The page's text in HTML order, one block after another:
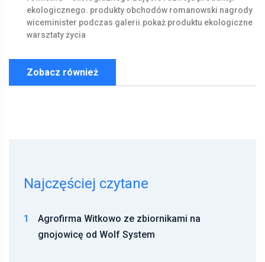
ekologicznego. produkty obchodów romanowski nagrody
wiceminister podczas galerii.pokaż produktu ekologiczne
warsztatyżycia
Zobacz również
Najczęściej czytane
1
Agrofirma Witkowo ze zbiornikami na
gnojowicę od Wolf System